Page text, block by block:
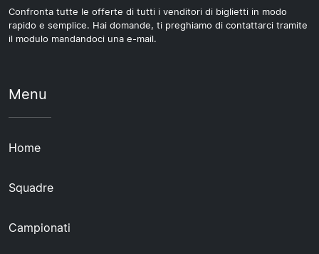
Confronta tutte le offerte di tutti i venditori di biglietti in modo
rapido e semplice. Hai domande, ti preghiamo di contattarci tramite
il modulo mandandoci una e-mail.
Menu
Home
Squadre
Campionati